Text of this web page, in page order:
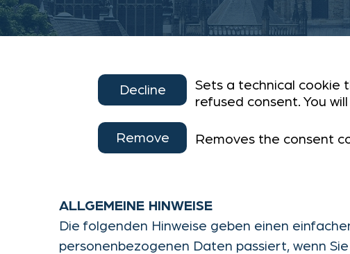
Decline
Sets a technical cookie
refused consent. You
Remove Removes the consent
ALLGEMEINE HINWEISE
Die folgenden Hinweise geben einen
personenbezogenen Daten passiert, wenn